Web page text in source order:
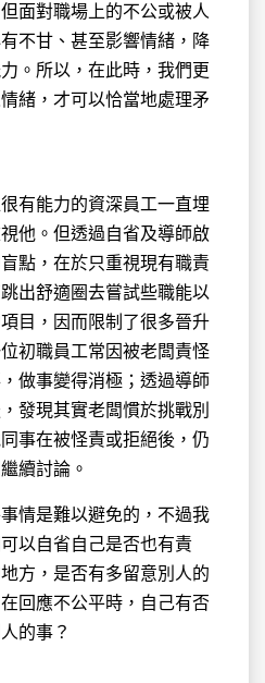
面對職場上的不公或被人
不甘、甚至影響情緒，降
。所以，在此時，我們更
緒，才可以恰當地處理矛
有能力的資深員工一直埋
他。但透過自省及導師啟
點，在於只重視現有職責
出舒適圈去嘗試些職能以
目，因而限制了很多晉升
初職員工常因被老闆責怪
做事變得消極；透過導師
發現其實老闆慣於挑戰別
事在被怪責或拒絕後，仍
續討論。
情是難以避免的，不過我
以自省自己是否也有責
方，是否有多留意別人的
回應不公平時，自己有否
的事？